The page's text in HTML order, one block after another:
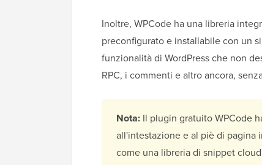
Inoltre, WPCode ha una libreria
preconfigurato e installabile con un
funzionalità di WordPress che non
RPC, i commenti e altro ancora,
Nota: Il plugin gratuito WPCode
all'intestazione e al piè di pagina
come una libreria di snippet